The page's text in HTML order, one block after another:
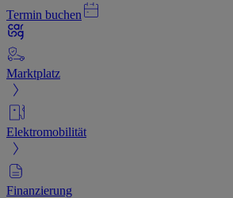
Termin buchen
Marktplatz
Elektromobilität
Finanzierung